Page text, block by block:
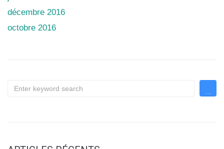
décembre 2016
octobre 2016